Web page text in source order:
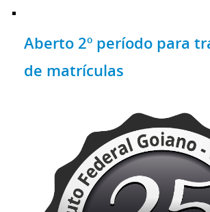
Aberto 2º período para
de matrículas